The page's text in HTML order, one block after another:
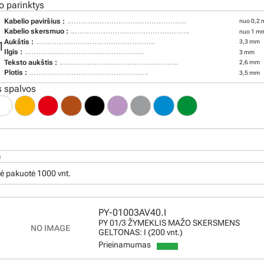
parinktys
Kabelio paviršius : nuo 0,2
Kabelio skersmuo : nuo 1
Aukštis : 3,3 mm
Ilgis : 3 mm
Teksto aukštis : 2,6 mm
Plotis : 3,5 mm
spalvos
pakuotė 1000 vnt.
PY-01003AV40.I
PY 01/3 ŽYMEKLIS MAŽO SKERSMENS
GELTONAS: I (200 vnt.)
Prieinamumas